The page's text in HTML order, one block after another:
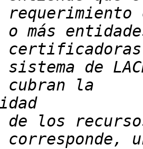
requerimiento
sistema de
corresponde,